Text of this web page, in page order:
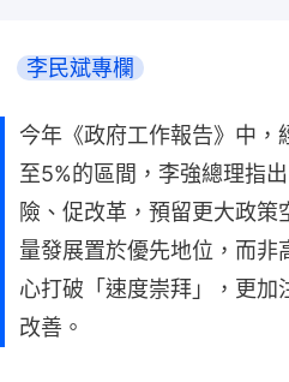
李民斌專欄
今年《政府工作報告》中，
至5%的區間，李強總理指
險、促改革，預留更大政
量發展置於優先地位，而非
心打破「速度崇拜」，更加
改善。